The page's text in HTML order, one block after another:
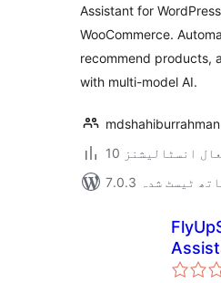
Assistant for
WooCommerce.
recommend products,
with multi-model AI.
mdshahiburrahman
انسٹالیشنز
ساتھ ٹیسٹ شدہ